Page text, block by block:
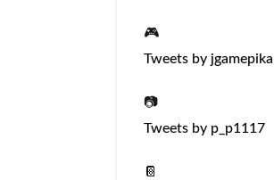
🎮
Tweets by jgamepika
📷
Tweets by p_p1117
📔